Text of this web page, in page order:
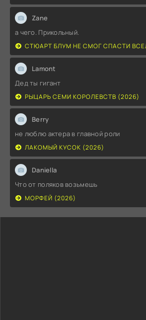
Zane
а чего. Прикольный.
СТЮАРТ БЛУМ НЕ СМОГ СПАСТИ
Lamont
Дед ты гигант
РЫЦАРЬ СЕМИ КОРОЛЕВСТВ (2026)
Berry
не люблю актера в главной роли
ЛАКОМЫЙ КУСОК (2026)
Daniella
Что от поляков возьмешь
МОРФЕЙ (2026)